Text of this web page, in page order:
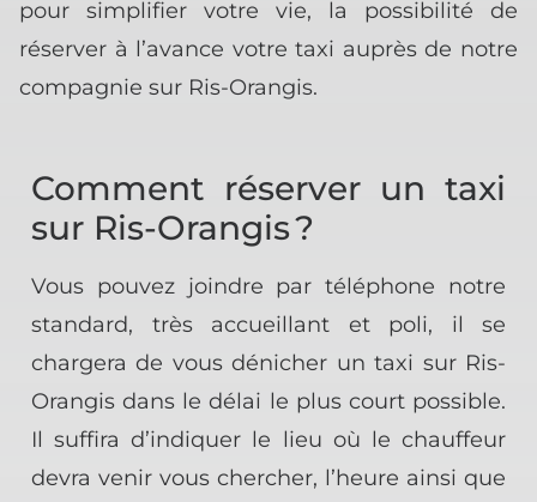
pour simplifier votre vie, la possibilité de
réserver à l’avance votre taxi auprès de notre
compagnie sur Ris-Orangis.
Comment réserver un taxi
sur Ris-Orangis ?
Vous pouvez joindre par téléphone notre
standard, très accueillant et poli, il se
chargera de vous dénicher un taxi sur Ris-
Orangis dans le délai le plus court possible.
Il suffira d’indiquer le lieu où le chauffeur
devra venir vous chercher, l’heure ainsi que